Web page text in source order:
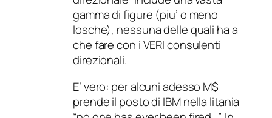
gamma di figure (piu’ o meno
losche), nessuna delle quali ha a
che fare con i VERI consulenti
direzionali.
E’ vero: per alcuni adesso M$
prende il posto di IBM nella litania